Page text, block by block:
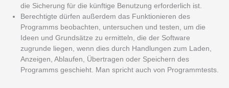
die Sicherung für die künftige Benutzung erforderlich ist.
Berechtigte dürfen außerdem das Funktionieren des
Programms beobachten, untersuchen und testen, um die
Ideen und Grundsätze zu ermitteln, die der Software
zugrunde liegen, wenn dies durch Handlungen zum Laden,
Anzeigen, Ablaufen, Übertragen oder Speichern des
Programms geschieht. Man spricht auch von Programmtests.